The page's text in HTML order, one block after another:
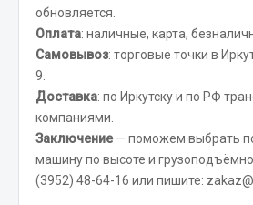
Автолампы
Блоки реле и предохранителей
Вилки нагрузочные
обновляется.
Оплата: наличные, карта,
Самовывоз: торговые точки в
9.
Доставка: по Иркутску и по РФ
компаниями.
Заключение— поможем выбрать
машину по высоте и
(3952) 48-64-16 или пишите: